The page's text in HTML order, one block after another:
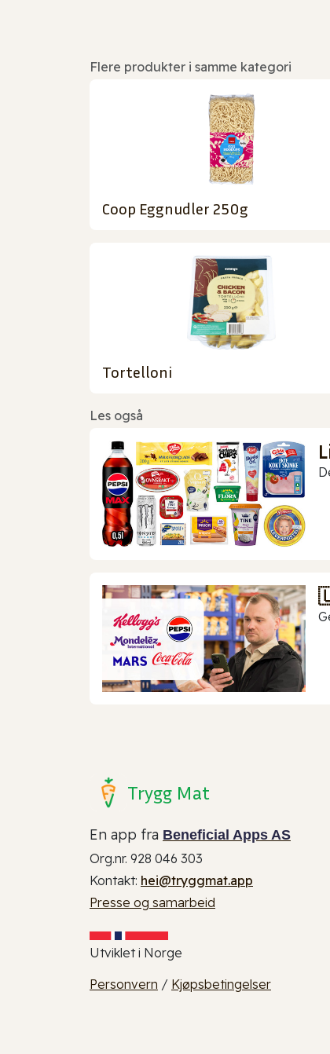
Flere produkter i samme kategori
Coop Eggnudler 250g
Tortelloni
Les også
Trygg Mat
En app fra Beneficial Apps AS
Org.nr. 928 046 303
Kontakt: hei@tryggmat.app
Presse og samarbeid
Utviklet i Norge
Personvern / Kjøpsbetingelser